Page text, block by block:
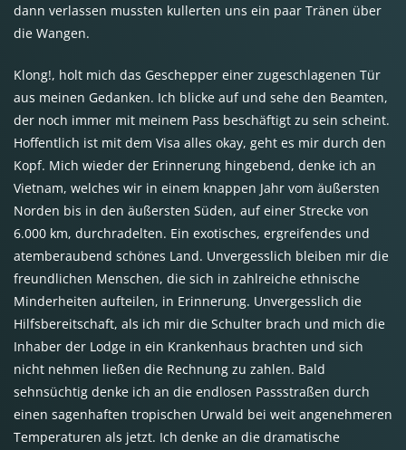
dann verlassen mussten kullerten uns ein paar Tränen über
die Wangen.
Klong!, holt mich das Geschepper einer zugeschlagenen Tür
aus meinen Gedanken. Ich blicke auf und sehe den Beamten,
der noch immer mit meinem Pass beschäftigt zu sein scheint.
Hoffentlich ist mit dem Visa alles okay, geht es mir durch den
Kopf. Mich wieder der Erinnerung hingebend, denke ich an
Vietnam, welches wir in einem knappen Jahr vom äußersten
Norden bis in den äußersten Süden, auf einer Strecke von
6.000 km, durchradelten. Ein exotisches, ergreifendes und
atemberaubend schönes Land. Unvergesslich bleiben mir die
freundlichen Menschen, die sich in zahlreiche ethnische
Minderheiten aufteilen, in Erinnerung. Unvergesslich die
Hilfsbereitschaft, als ich mir die Schulter brach und mich die
Inhaber der Lodge in ein Krankenhaus brachten und sich
nicht nehmen ließen die Rechnung zu zahlen. Bald
sehnsüchtig denke ich an die endlosen Passstraßen durch
einen sagenhaften tropischen Urwald bei weit angenehmeren
Temperaturen als jetzt. Ich denke an die dramatische